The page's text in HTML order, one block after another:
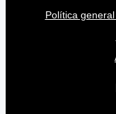
Política